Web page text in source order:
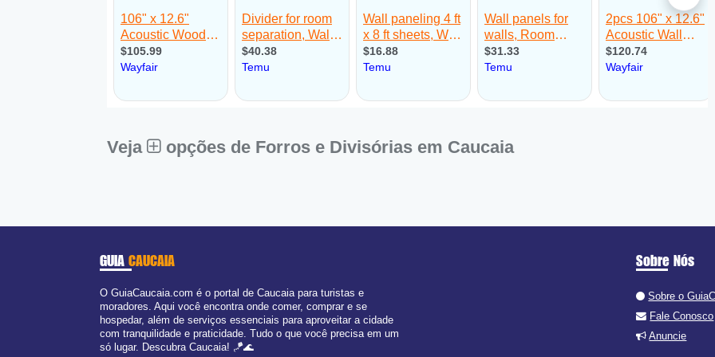
Veja opções de Forros e Divisórias em Caucaia
GUIACAUCAIA
O GuiaCaucaia.com é o portal de Caucaia para turistas e
moradores. Aqui você encontra onde comer, comprar e se
hospedar, além de serviços essenciais para aproveitar a cidade
com tranquilidade e praticidade. Tudo o que você precisa em um
só lugar. Descubra Caucaia! 🪁🌊
Sobre Nós
Sobre o
Fale Conosco
Anuncie